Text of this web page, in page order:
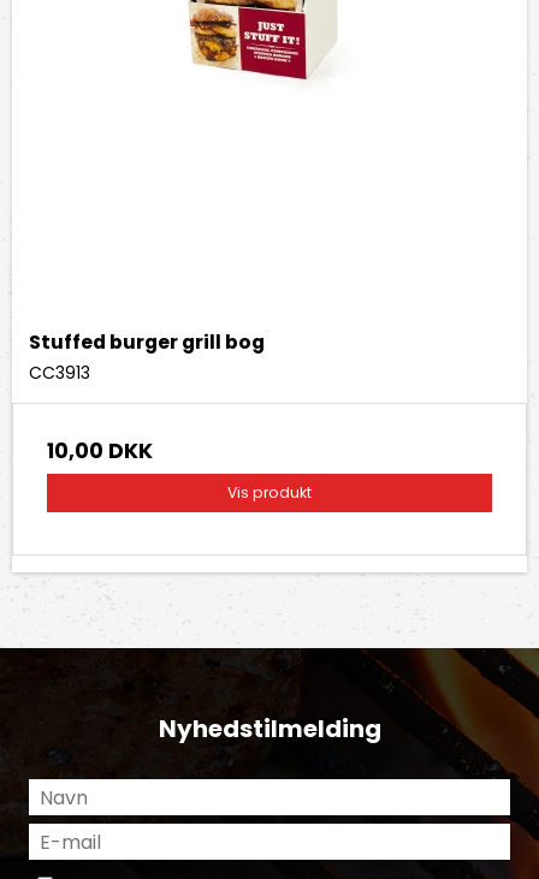
Stuffed burger grill bog
CC3913
10,00 DKK
Vis produkt
Nyhedstilmelding